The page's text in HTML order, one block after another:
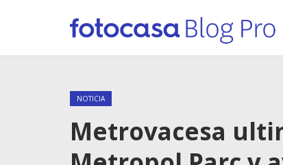
NOTICIA
Metrovacesa